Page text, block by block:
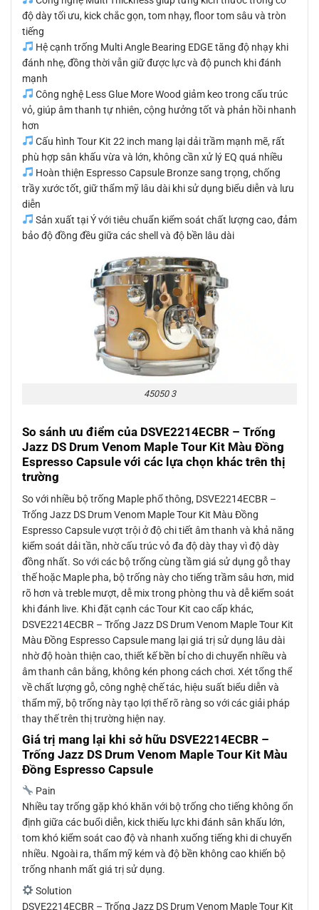
độ dày tối ưu, kick chắc gọn, tom nhạy, floor tom sâu và tròn
tiếng
Hệ cạnh trống Multi Angle Bearing EDGE tăng độ nhạy khi
đánh nhẹ, đồng thời vẫn giữ được lực và độ punch khi đánh
mạnh
Công nghệ Less Glue More Wood giảm keo trong cấu trúc
vỏ, giúp âm thanh tự nhiên, cộng hưởng tốt và phản hồi nhanh
hơn
Cấu hình Tour Kit 22 inch mang lại dải trầm mạnh mẽ, rất
phù hợp sân khấu vừa và lớn, không cần xử lý EQ quá nhiều
Hoàn thiện Espresso Capsule Bronze sang trọng, chống
trầy xước tốt, giữ thẩm mỹ lâu dài khi sử dụng biểu diễn và lưu
diễn
Sản xuất tại Ý với tiêu chuẩn kiểm soát chất lượng cao, đảm
bảo độ đồng đều giữa các shell và độ bền lâu dài
45050 3
So sánh ưu điểm của DSVE2214ECBR – Trống
Jazz DS Drum Venom Maple Tour Kit Màu Đồng
Espresso Capsule với các lựa chọn khác trên thị
trường
So với nhiều bộ trống Maple phổ thông, DSVE2214ECBR –
Trống Jazz DS Drum Venom Maple Tour Kit Màu Đồng
Espresso Capsule vượt trội ở độ chi tiết âm thanh và khả năng
kiểm soát dải tần, nhờ cấu trúc vỏ đa độ dày thay vì độ dày
đồng nhất. So với các bộ trống cùng tầm giá sử dụng gỗ thay
thế hoặc Maple pha, bộ trống này cho tiếng trầm sâu hơn, mid
rõ hơn và treble mượt, dễ mix trong phòng thu và dễ kiểm soát
khi đánh live. Khi đặt cạnh các Tour Kit cao cấp khác,
DSVE2214ECBR – Trống Jazz DS Drum Venom Maple Tour Kit
Màu Đồng Espresso Capsule mang lại giá trị sử dụng lâu dài
nhờ độ hoàn thiện cao, thiết kế bền bỉ cho di chuyển nhiều và
âm thanh cân bằng, không kén phong cách chơi. Xét tổng thể
về chất lượng gỗ, công nghệ chế tác, hiệu suất biểu diễn và
thẩm mỹ, bộ trống này tạo lợi thế rõ ràng so với các giải pháp
thay thế trên thị trường hiện nay.
Giá trị mang lại khi sở hữu DSVE2214ECBR –
Trống Jazz DS Drum Venom Maple Tour Kit Màu
Đồng Espresso Capsule
Pain
Nhiều tay trống gặp khó khăn với bộ trống cho tiếng không ổn
định giữa các buổi diễn, kick thiếu lực khi đánh sân khấu lớn,
tom khó kiểm soát cao độ và nhanh xuống tiếng khi di chuyển
nhiều. Ngoài ra, thẩm mỹ kém và độ bền không cao khiến bộ
trống nhanh mất giá trị sử dụng.
Solution
DSVE2214ECBR – Trống Jazz DS Drum Venom Maple Tour Kit